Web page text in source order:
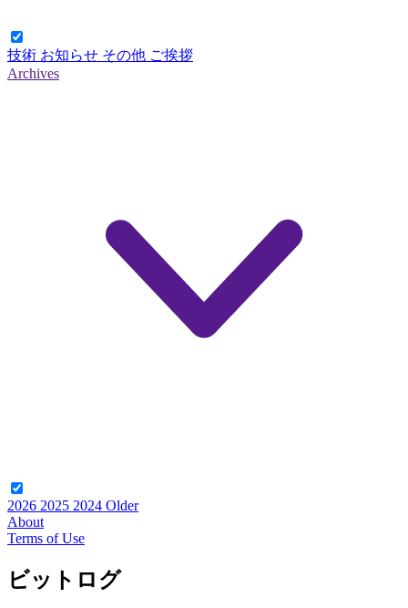
技術 お知らせ その他 ご挨拶
Archives
2026 2025 2024 Older
About
Terms of Use
ビットログ